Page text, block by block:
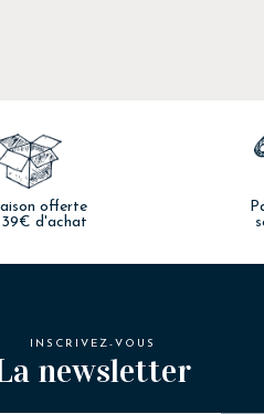
offerte
39€ d'achat
INSCRIVEZ-VOUS
newsletter